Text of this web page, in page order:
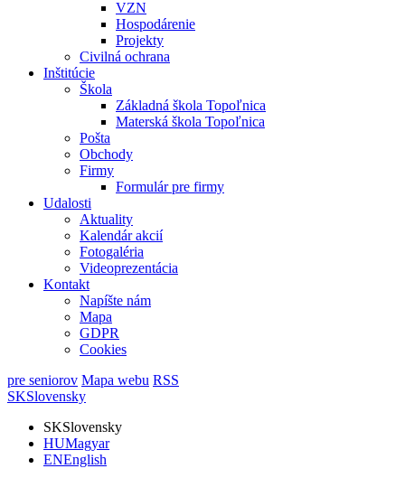
VZN
Hospodárenie
Projekty
Civilná ochrana
Inštitúcie
Škola
Základná škola Topoľnica
Materská škola Topoľnica
Pošta
Obchody
Firmy
Formulár pre firmy
Udalosti
Aktuality
Kalendár akcií
Fotogaléria
Videoprezentácia
Kontakt
Napíšte nám
Mapa
GDPR
Cookies
pre seniorov Mapa webu RSS
SKSlovensky
SKSlovensky
HUMagyar
ENEnglish